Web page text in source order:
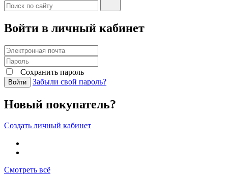
Войти в личный кабинет
Сохранить пароль
Войти Забыли свой пароль?
Новый покупатель?
Создать личный кабинет
Смотреть всё